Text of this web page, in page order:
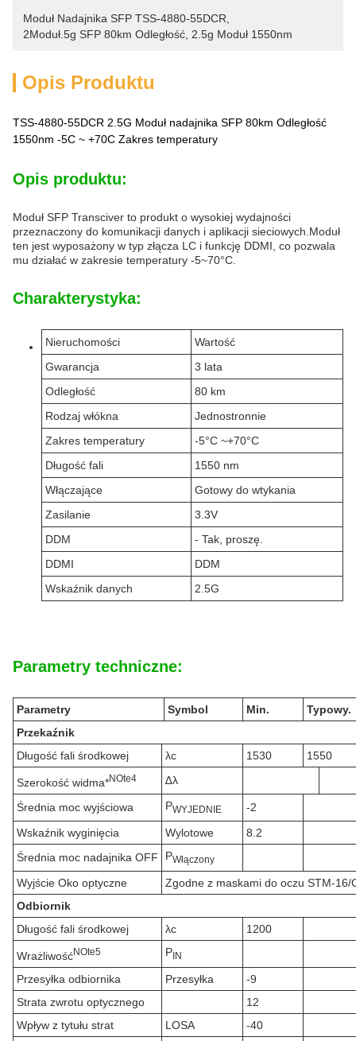
Moduł Nadajnika SFP TSS-4880-55DCR
2Moduł.5g SFP 80km Odległość 2.5g Moduł 1550nm
Opis Produktu
TSS-4880-55DCR 2.5G Moduł nadajnika SFP 80km Odległość
1550nm -5C ~ +70C Zakres temperatury
Opis produktu:
Moduł SFP Transciver to produkt o wysokiej wydajności
przeznaczony do komunikacji danych i aplikacji sieciowych.Moduł
ten jest wyposażony w typ złącza LC i funkcję DDMI, co pozwala
mu działać w zakresie temperatury -5~70°C.
Charakterystyka:
Nieruchomości
Wartość
Gwarancja
3 lata
Odległość
80 km
Rodzaj włókna
Jednostronnie
Zakres temperatury
-5°C ~+70°C
Długość fali
1550 nm
Włączające
Gotowy do wtykania
Zasilanie
3.3V
DDM
- Tak, proszę.
DDMI
DDM
Wskaźnik danych
2.5G
Parametry techniczne:
Parametry Symbol Min.
Typowy.
Przekaźnik
Długość fali środkowej
λc 1530 1550
Szerokość widma*NOte4 ∆λ
Średnia moc wyjściowa PWYJEDNIE
-2
Wskaźnik wyginięcia
Wylotowe
8.2
Średnia moc nadajnika OFF
PWłączony
Wyjście Oko optyczne
Zgodne z maskami do oczu STM-16/
Odbiornik
Długość fali środkowej
λc 1200
WrażliwośćNOte5 PIN
Przesyłka odbiornika Przesyłka
-9
Strata zwrotu optycznego
12
Wpływ z tytułu strat
LOSA
-40